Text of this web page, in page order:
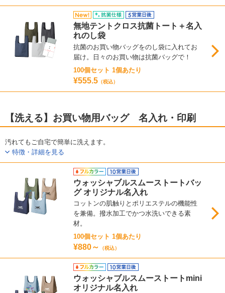
無地テントクロス抗菌トート＋名入
れのし袋
抗菌のお買い物バッグをのし袋に入れてお
届け。日々のお買い物は抗菌バッグで！
100個セット 1個あたり
¥555.5 （税込）
【洗える】お買い物用バッグ 名入れ・印刷
汚れてもご自宅で簡単に洗えます。
特徴・詳細を見る
ウォッシャブルスムーストートバッ
グ オリジナル名入れ
コットンの肌触りとポリエステルの機能性
を兼備。撥水加工でかつ水洗いできる素
材。
100個セット 1個あたり
¥880～ （税込）
ウォッシャブルスムーストートmini
オリジナル名入れ